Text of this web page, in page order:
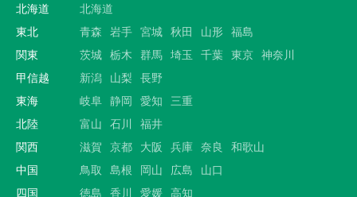
北海道
北海道
東北
青森 岩手 宮城 秋田 山形 福島
関東
茨城 栃木 群馬 埼玉 千葉 東京 神奈川
甲信越
新潟 山梨
長野
東海
岐阜 静岡 愛知
三重
北陸
富山 石川
福井
関西
滋賀 京都 大阪 兵庫 奈良
和歌山
中国
鳥取 島根 岡山 広島
山口
四国
徳島 香川 愛媛 高知